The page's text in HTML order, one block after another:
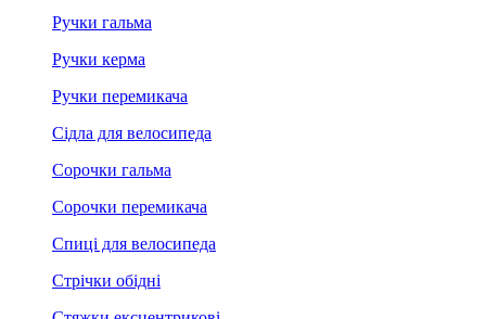
Ручки гальма
Ручки керма
Ручки перемикача
Сідла для велосипеда
Сорочки гальма
Сорочки перемикача
Спиці для велосипеда
Стрічки обідні